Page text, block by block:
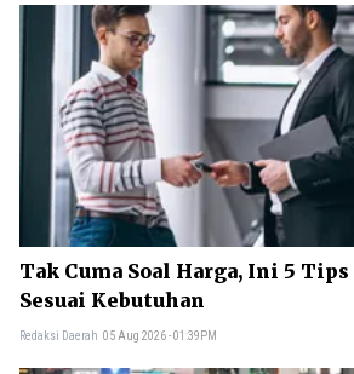
Tak Cuma Soal Harga, Ini 5
Sesuai Kebutuhan
Redaksi Daerah 05 Aug 2026 - 01:39PM